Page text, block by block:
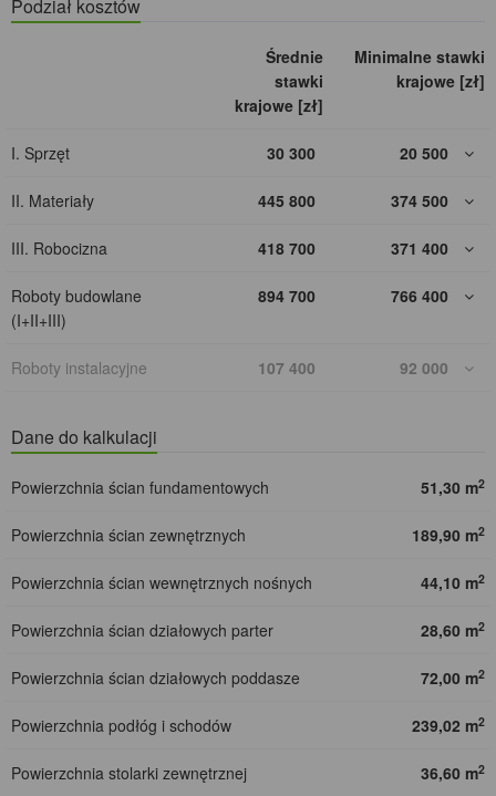
Podział kosztów
Średnie
stawki
krajowe [zł]
Minimalne stawki
krajowe [zł]
I. Sprzęt 30 300 20 500
II. Materiały 445 800 374 500
III. Robocizna 418 700 371 400
Roboty budowlane
(I+II+III)
894 700 766 400
Roboty instalacyjne 107 400 92 000
Dane do kalkulacji
Powierzchnia ścian fundamentowych 51,30 m2
Powierzchnia ścian zewnętrznych 189,90 m2
Powierzchnia ścian wewnętrznych nośnych 44,10 m2
Powierzchnia ścian działowych parter 28,60 m2
Powierzchnia ścian działowych poddasze 72,00 m2
Powierzchnia podłóg i schodów 239,02 m2
Powierzchnia stolarki zewnętrznej 36,60 m2